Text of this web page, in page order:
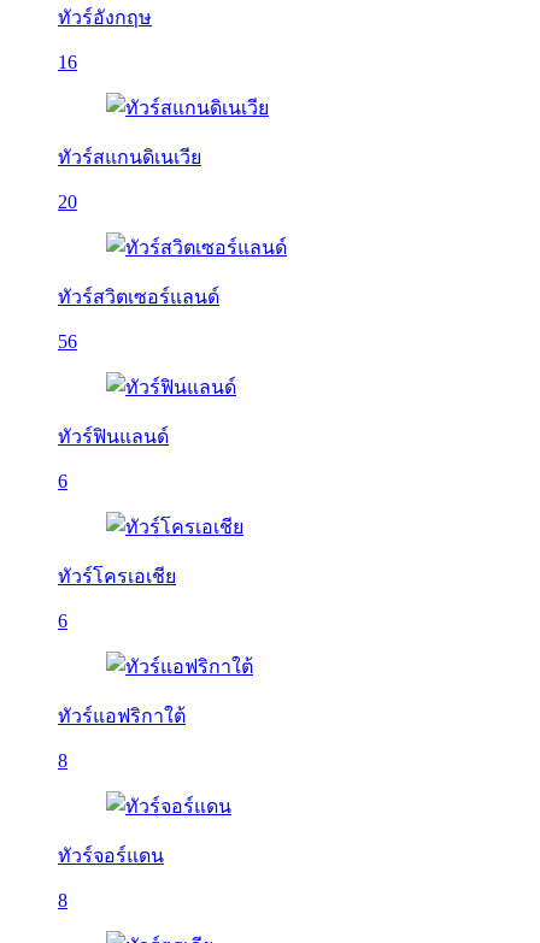
ทัวร์อังกฤษ
16
ทัวร์สแกนดิเนเวีย
20
ทัวร์สวิตเซอร์แลนด์
56
ทัวร์ฟินแลนด์
6
ทัวร์โครเอเชีย
6
ทัวร์แอฟริกาใต้
8
ทัวร์จอร์แดน
8